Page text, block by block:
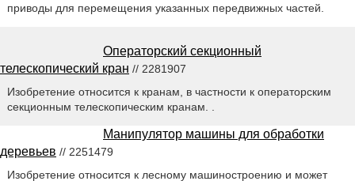
приводы для перемещения указанных передвижных частей.
Операторский секционный
телескопический кран // 2281907
Изобретение относится к кранам, в частности к операторским
секционным телескопическим кранам. .
Манипулятор машины для обработки
деревьев // 2251479
Изобретение относится к лесному машиностроению и может